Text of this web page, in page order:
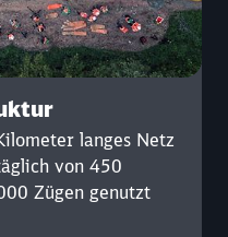
langes Netz
von 450
Zügen genutzt